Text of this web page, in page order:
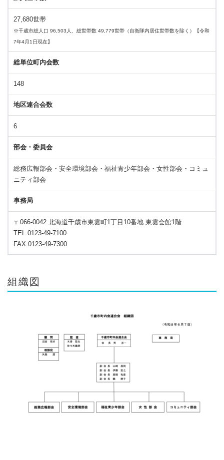
27,680世帯
※千歳市総人口 96,503人、総世帯数 49,779世帯（自衛隊内居住世帯数を除く）【令和
7年4月1日現在】
総単位町内会数
148
地区連合会数
6
部会・委員会
総務広報部会・安全環境部会・福祉青少年部会・女性部会・コミュ
ニティ部会
事務局
〒066-0042 北海道千歳市東雲町1丁目10番地 東雲会館1階
TEL:0123-49-7100
FAX:0123-49-7300
組織図